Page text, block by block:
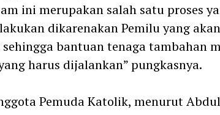
ini merupakan salah satu proses
dikarenakan Pemilu yang
sehingga bantuan tenaga tambahan
harus dijalankan” pungkasnya.
Pemuda Katolik, menurut